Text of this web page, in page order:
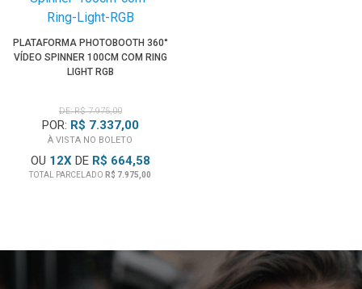
PLATAFORMA PHOTOBOOTH 360°
VÍDEO SPINNER 100CM COM RING
LIGHT RGB
DE: R$ 7.975,00
POR: R$ 7.337,00
À VISTA NO BOLETO
OU 12XDE R$ 664,58
TOTAL PARCELADO R$ 7.975,00